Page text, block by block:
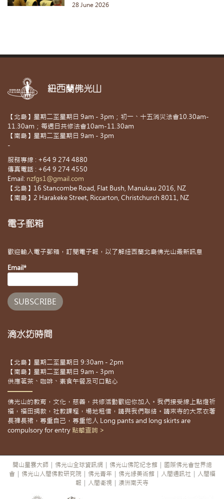
28 June 2026
紐西蘭佛光山
【北島】星期二至星期日 9am - 3pm；初一、十五消災法會10.30am-
11.30am；每週日共修法會10am-11.30am
【南島】星期二至星期日 9am - 3pm
-
服務專線 : +64 9 274 4880
傳真電話 : +64 9 274 4550
Email: nzfgs1@gmail.com
【北島】16 Stancombe Road, Flat Bush, Manukau 2016, NZ
【南島】2 Harakeke Street, Riccarton, Christchurch 8011, NZ
電子郵箱
歡迎輸入電子郵箱，訂閱電子報，以了解紐西蘭北島佛光山最新訊息
Email*
滴水坊時間
【北島】星期二至星期日 9:30am - 2pm
【南島】星期二至星期日 9am - 3pm
供應茗茶、咖啡、素食午餐及可口點心
佛光山的教育，文化，慈善，共修活動歡迎你加入。我們接受線上點燈祈
福，福田捐款，社教課程，場地租借，請與我們聯絡。請來寺的大眾衣著
長褲長裙，尊重自己，尊重他人 Long pants and long skirts are
compulsory for entry 點擊查詢 >
開山星雲大師 佛光山全球資訊網 佛光山佛陀紀念館
國際佛光會世界總
會
佛光山人間佛教研究院 佛光青年 佛光緣美術館 人間通訊社
人間福
報
人間衛視 澳洲南天寺